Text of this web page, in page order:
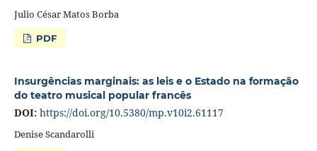
Julio César Matos Borba
PDF
Insurgências marginais: as leis e o Estado na formação
do teatro musical popular francês
DOI: https://doi.org/10.5380/mp.v10i2.61117
Denise Scandarolli